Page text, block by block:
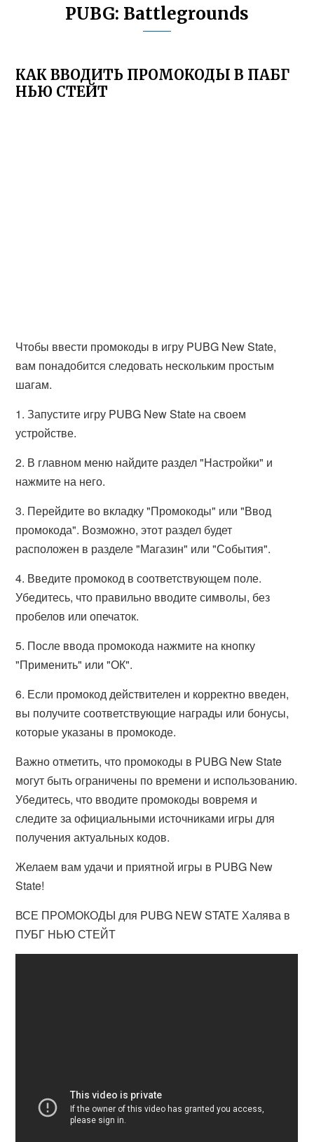
PUBG: Battlegrounds
КАК ВВОДИТЬ ПРОМОКОДЫ В ПАБГ
НЬЮ СТЕЙТ
Чтобы ввести промокоды в игру PUBG New State,
вам понадобится следовать нескольким простым
шагам.
1. Запустите игру PUBG New State на своем
устройстве.
2. В главном меню найдите раздел "Настройки" и
нажмите на него.
3. Перейдите во вкладку "Промокоды" или "Ввод
промокода". Возможно, этот раздел будет
расположен в разделе "Магазин" или "События".
4. Введите промокод в соответствующем поле.
Убедитесь, что правильно вводите символы, без
пробелов или опечаток.
5. После ввода промокода нажмите на кнопку
"Применить" или "ОК".
6. Если промокод действителен и корректно введен,
вы получите соответствующие награды или бонусы,
которые указаны в промокоде.
Важно отметить, что промокоды в PUBG New State
могут быть ограничены по времени и использованию.
Убедитесь, что вводите промокоды вовремя и
следите за официальными источниками игры для
получения актуальных кодов.
Желаем вам удачи и приятной игры в PUBG New
State!
ВСЕ ПРОМОКОДЫ для PUBG NEW STATE Халява в
ПУБГ НЬЮ СТЕЙТ